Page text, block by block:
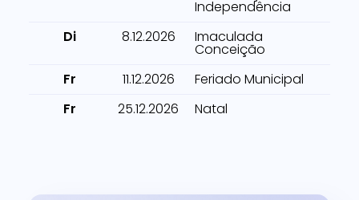
Independência
Di
8.12.2026 Imaculada
Conceição
Fr
11.12.2026
Feriado Municipal
Fr
25.12.2026 Natal